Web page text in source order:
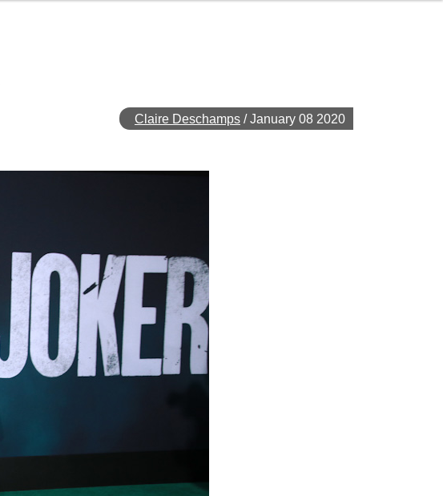
Claire Deschamps /January 08 2020